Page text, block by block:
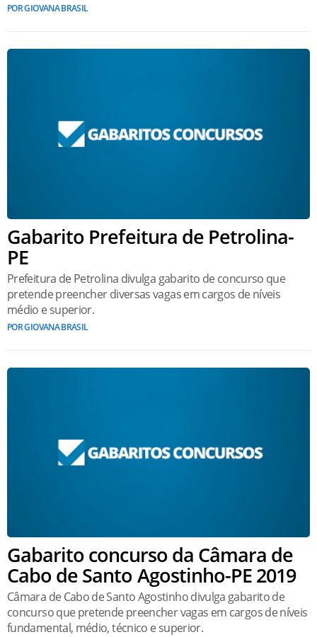
POR GIOVANA BRASIL
Gabarito Prefeitura de Petrolina-
PE
Prefeitura de Petrolina divulga gabarito de concurso que
pretende preencher diversas vagas em cargos de níveis
médio e superior.
POR GIOVANA BRASIL
Gabarito concurso da Câmara de
Cabo de Santo Agostinho-PE 2019
Câmara de Cabo de Santo Agostinho divulga gabarito de
concurso que pretende preencher vagas em cargos de níveis
fundamental, médio, técnico e superior.